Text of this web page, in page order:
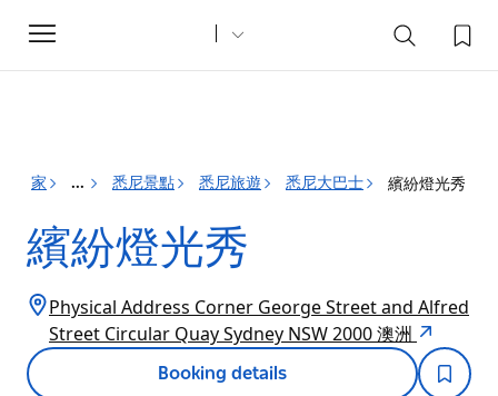
Toggle
navigation
家 ... 悉尼景點 悉尼旅遊 悉尼大巴士 繽紛燈光秀
繽紛燈光秀
Physical Address Corner George Street and Alfred
Street Circular Quay Sydney NSW 2000 澳洲
Booking details